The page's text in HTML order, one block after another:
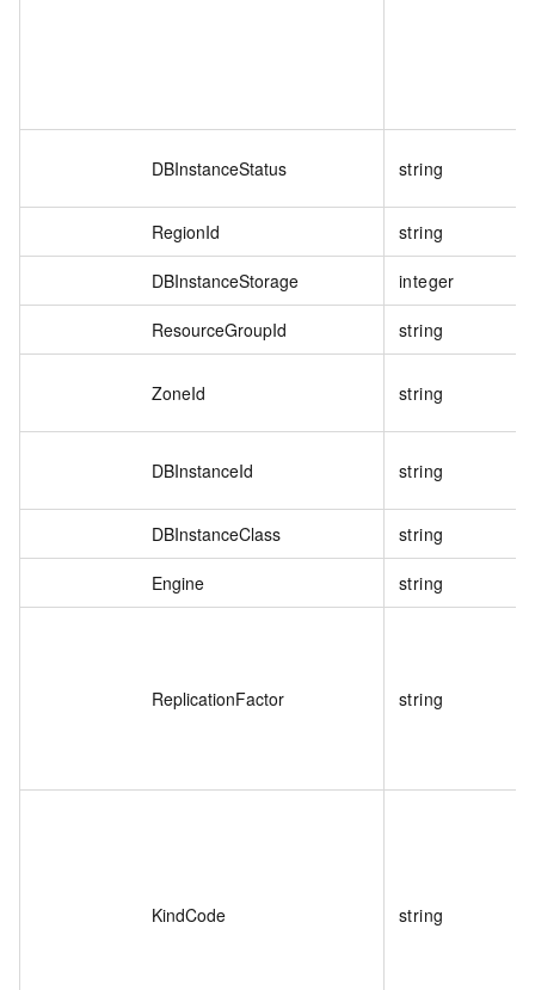
DBInstanceStatus string
RegionId string
DBInstanceStorage integer
ResourceGroupId string
ZoneId string
DBInstanceId string
DBInstanceClass string
Engine string
ReplicationFactor string
KindCode string